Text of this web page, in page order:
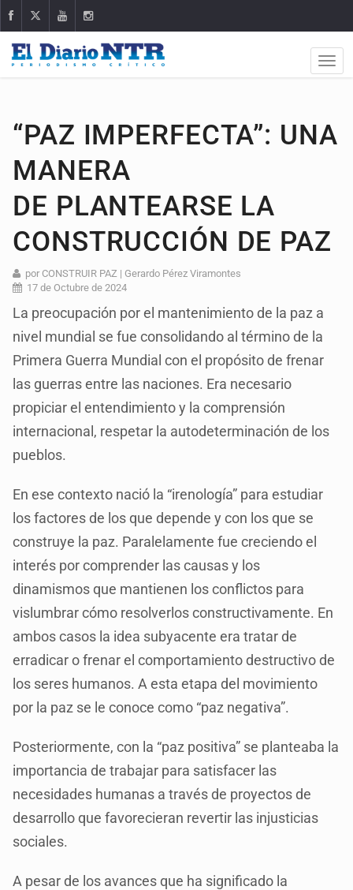
“PAZ IMPERFECTA”: UNA
MANERA
DE PLANTEARSE LA
CONSTRUCCIÓN DE PAZ
por CONSTRUIR PAZ | Gerardo Pérez Viramontes
17 de Octubre de 2024
La preocupación por el mantenimiento de la paz a
nivel mundial se fue consolidando al término de la
Primera Guerra Mundial con el propósito de frenar
las guerras entre las naciones. Era necesario
propiciar el entendimiento y la comprensión
internacional, respetar la autodeterminación de los
pueblos.
En ese contexto nació la “irenología” para estudiar
los factores de los que depende y con los que se
construye la paz. Paralelamente fue creciendo el
interés por comprender las causas y los
dinamismos que mantienen los conflictos para
vislumbrar cómo resolverlos constructivamente. En
ambos casos la idea subyacente era tratar de
erradicar o frenar el comportamiento destructivo de
los seres humanos. A esta etapa del movimiento
por la paz se le conoce como “paz negativa”.
Posteriormente, con la “paz positiva” se planteaba la
importancia de trabajar para satisfacer las
necesidades humanas a través de proyectos de
desarrollo que favorecieran revertir las injusticias
sociales.
A pesar de los avances que ha significado la